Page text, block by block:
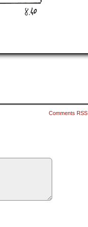
Comments RSS